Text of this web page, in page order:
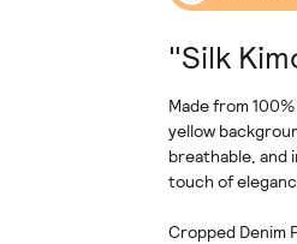
"Silk
Made from
yellow
breathable, and
touch of
Cropped Denim